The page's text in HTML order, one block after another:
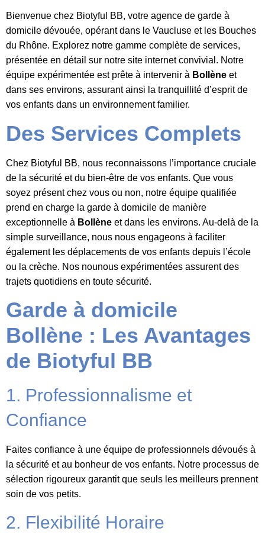
Bienvenue chez Biotyful BB, votre agence de garde à
domicile dévouée, opérant dans le Vaucluse et les Bouches
du Rhône. Explorez notre gamme complète de services,
présentée en détail sur notre site internet convivial. Notre
équipe expérimentée est prête à intervenir à Bollène et
dans ses environs, assurant ainsi la tranquillité d’esprit de
vos enfants dans un environnement familier.
Des Services Complets
Chez Biotyful BB, nous reconnaissons l’importance cruciale
de la sécurité et du bien-être de vos enfants. Que vous
soyez présent chez vous ou non, notre équipe qualifiée
prend en charge la garde à domicile de manière
exceptionnelle à Bollène et dans les environs. Au-delà de la
simple surveillance, nous nous engageons à faciliter
également les déplacements de vos enfants depuis l’école
ou la crèche. Nos nounous expérimentées assurent des
trajets quotidiens en toute sécurité.
Garde à domicile
Bollène : Les Avantages
de Biotyful BB
1. Professionnalisme et
Confiance
Faites confiance à une équipe de professionnels dévoués à
la sécurité et au bonheur de vos enfants. Notre processus de
sélection rigoureux garantit que seuls les meilleurs prennent
soin de vos petits.
2. Flexibilité Horaire